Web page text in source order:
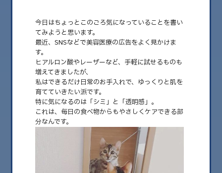
2025.10.09
食べ物で育てる美肌ケア
こんばんは！ バタバタしていて少し更新が空いてしまいましたが 木曜の夜
今日はちょっとこのごろ気になっていることを書い
てみようと思います。
最近、SNSなどで美容医療の広告をよく見かけま
す。
ヒアルロン酸やレーザーなど、手軽に試せるものも
増えてきましたが、
私はできるだけ日常のお手入れで、ゆっくりと肌を
育てていきたい派です。
特に気になるのは「シミ」と「透明感」。
これは、毎日の食べ物からもやさしくケアできる部
分なんです。